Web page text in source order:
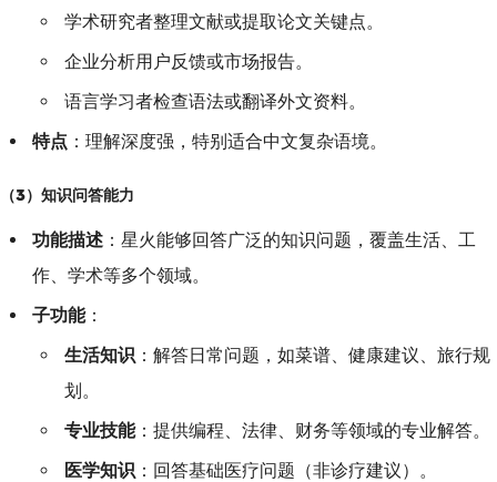
学术研究者整理文献或提取论文关键点。
企业分析用户反馈或市场报告。
语言学习者检查语法或翻译外文资料。
特点 ：理解深度强，特别适合中文复杂语境。
（3）知识问答能力
功能描述：星火能够回答广泛的知识问题，覆盖生活、工
作、学术等多个领域。
子功能：
生活知识：解答日常问题，如菜谱、健康建议、旅行规
划。
专业技能：提供编程、法律、财务等领域的专业解答。
医学知识：回答基础医疗问题（非诊疗建议）。